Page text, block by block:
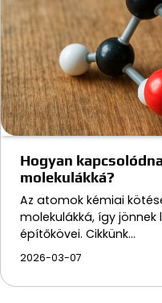
Hogyan
molekulákká?
Az atomok kémiai
molekulákká, így
építőkövei. Cikkünk…
2026-03-07